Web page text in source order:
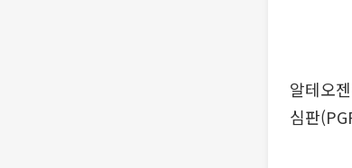
알테오
심판